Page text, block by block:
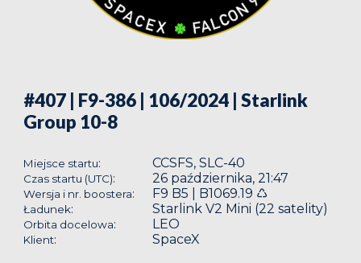
#407 | F9-386 | 106/2024 | Starlink
Group 10-8
Miejsce startu: CCSFS, SLC-40
Czas startu (UTC): 26 października, 21:47
Wersja i nr. boostera: F9 B5 | B1069.19 ♺
Ładunek: Starlink V2 Mini (22 satelity)
Orbita docelowa: LEO
Klient: SpaceX